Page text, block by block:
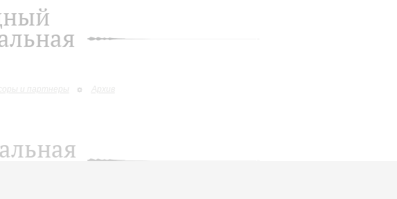
и партнеры Архив